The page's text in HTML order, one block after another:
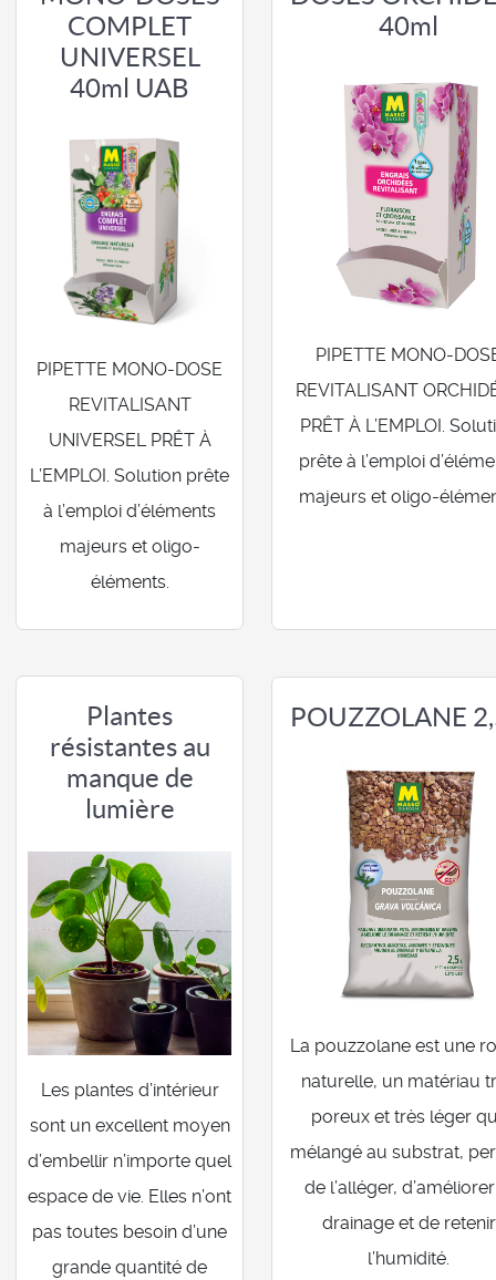
COMPLET
UNIVERSEL
40ml UAB
PIPETTE MONO-DOSE
REVITALISANT
UNIVERSEL PRÊT À
L’EMPLOI. Solution prête
à l’emploi d’éléments
majeurs et oligo-
éléments.
40ml
PIPETTE MONO-
REVITALISANT
PRÊT À L’EMPLOI.
prête à l’emploi
majeurs et oligo-
Plantes
résistantes au
manque de
lumière
Les plantes d’intérieur
sont un excellent moyen
d’embellir n’importe quel
espace de vie. Elles n’ont
pas toutes besoin d’une
grande quantité de
POUZZOLANE
La pouzzolane est une
naturelle, un matériau
poreux et très léger
mélangé au substrat,
de l’alléger,
drainage et de retenir
l’humidité.